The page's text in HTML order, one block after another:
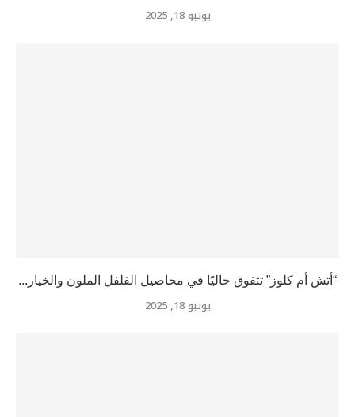
يونيو 18, 2025
“أتش أم كلوز” تتفوق حاليًا في محاصيل الفلفل الملون والخيار...
يونيو 18, 2025